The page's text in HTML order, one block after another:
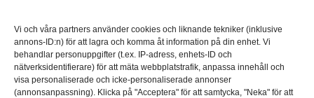
Vi och våra partners använder cookies och liknande tekniker (inklusive
annons-ID:n) för att lagra och komma åt information på din enhet. Vi
behandlar personuppgifter (t.ex. IP-adress, enhets-ID och
nätverksidentifierare) för att mäta webbplatstrafik, anpassa innehåll och
visa personaliserade och icke-personaliserade annonser
(annonsanpassning). Klicka på "Acceptera" för att samtycka, "Neka" för att